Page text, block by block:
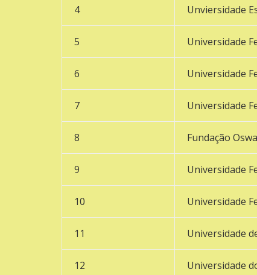
4 Unviersidade
5 Universidade
6 Universidade
7 Universidade
8 Fundação
9 Universidade
10 Universidade
11 Universidade
12 Universidade